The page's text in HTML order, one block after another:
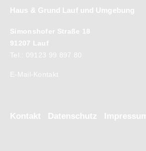
Haus & Grund Lauf und Umgebung
Simonshofer Straße 18
91207 Lauf
Tel.: 09123 99 897 80
E-Mail-Kontakt
Kontakt Datenschutz